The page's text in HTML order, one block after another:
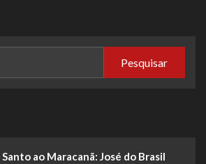
Pesquisar
ao Maracanã: José do Brasil